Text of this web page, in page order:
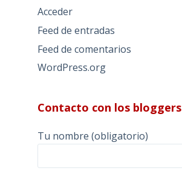
Acceder
Feed de entradas
Feed de comentarios
WordPress.org
Contacto con los bloggers
Tu nombre (obligatorio)